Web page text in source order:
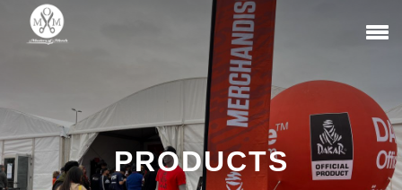
PRODUCTS